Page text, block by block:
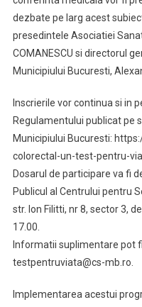
dezbate pe larg acest
presedintele Asociatiei
COMANESCU si directorul
Municipiului Bucuresti,
Inscrierile vor continua si in
Regulamentului publicat pe
Municipiului Bucuresti:
colorectal-un-test-pentru-
Dosarul de participare va fi
Publicul al Centrului pentru
str. Ion Filitti, nr 8, sector 3,
17.00.
Informatii suplimentare pot
testpentruviata@cs-mb.ro.
Implementarea acestui